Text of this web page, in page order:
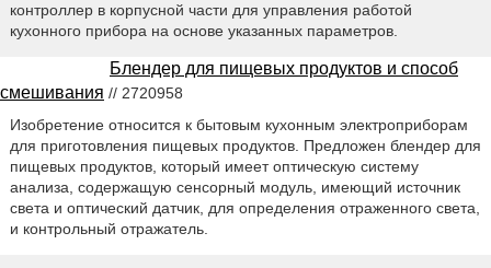
контроллер в корпусной части для управления работой
кухонного прибора на основе указанных параметров.
Блендер для пищевых продуктов и способ
смешивания // 2720958
Изобретение относится к бытовым кухонным электроприборам
для приготовления пищевых продуктов. Предложен блендер для
пищевых продуктов, который имеет оптическую систему
анализа, содержащую сенсорный модуль, имеющий источник
света и оптический датчик, для определения отраженного света,
и контрольный отражатель.